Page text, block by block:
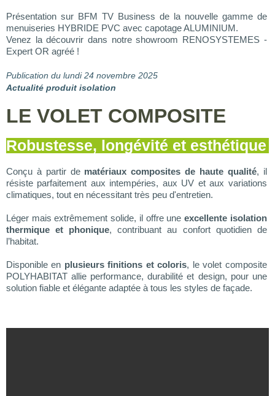
Présentation sur BFM TV Business de la nouvelle gamme de
menuiseries HYBRIDE PVC avec capotage ALUMINIUM.
Venez la découvrir dans notre showroom RENOSYSTEMES -
Expert OR agréé !
Publication du lundi 24 novembre 2025
Actualité produit isolation
LE VOLET COMPOSITE
Robustesse, longévité et esthétique
Conçu à partir de matériaux composites de haute qualité, il
résiste parfaitement aux intempéries, aux UV et aux variations
climatiques, tout en nécessitant très peu d'entretien.
Léger mais extrêmement solide, il offre uneexcellente isolation
thermique et phonique, contribuant au confort quotidien de
l’habitat.
Disponible en plusieurs finitions et coloris, le volet composite
POLYHABITAT allie performance, durabilité et design, pour une
solution fiable et élégante adaptée à tous les styles de façade.